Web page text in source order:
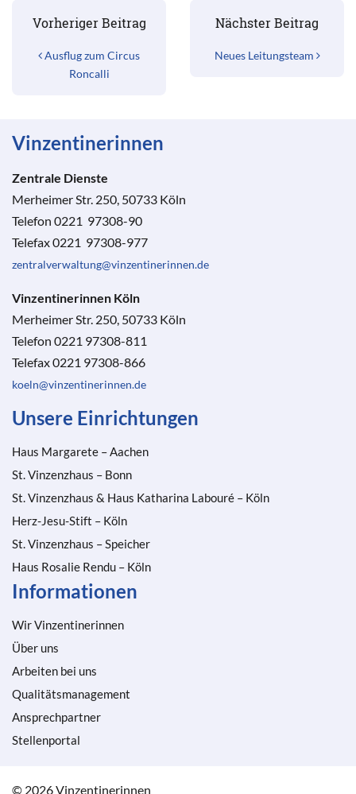
Vorheriger Beitrag
Ausflug zum Circus
Roncalli
Nächster Beitrag
Neues Leitungsteam
Vinzentinerinnen
Zentrale Dienste
Merheimer Str. 250, 50733 Köln
Telefon 0221 97308-90
Telefax 0221 97308-977
zentralverwaltung@vinzentinerinnen.de
Vinzentinerinnen Köln
Merheimer Str. 250, 50733 Köln
Telefon 0221 97308-811
Telefax 0221 97308-866
koeln@vinzentinerinnen.de
Unsere Einrichtungen
Haus Margarete – Aachen
St. Vinzenzhaus – Bonn
St. Vinzenzhaus & Haus Katharina Labouré – Köln
Herz-Jesu-Stift – Köln
St. Vinzenzhaus – Speicher
Haus Rosalie Rendu – Köln
Informationen
Wir Vinzentinerinnen
Über uns
Arbeiten bei uns
Qualitätsmanagement
Ansprechpartner
Stellenportal
© 2026 Vinzentinerinnen